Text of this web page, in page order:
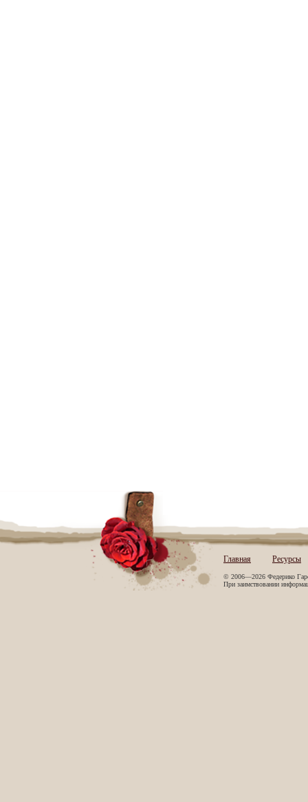
Главная Ресурсы
© 2006—2026 Федерико
При заимствовании